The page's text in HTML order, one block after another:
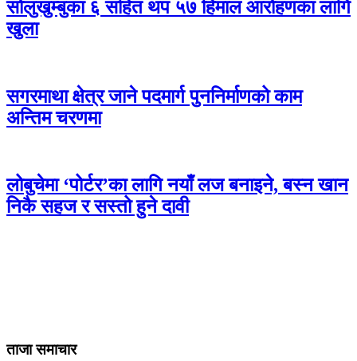
सोलुखुम्बुका ६ सहित थप ५७ हिमाल आरोहणका लागि
खुला
सगरमाथा क्षेत्र जाने पदमार्ग पुननिर्माणको काम
अन्तिम चरणमा
लोबुचेमा ‘पोर्टर’का लागि नयाँ लज बनाइने, बस्न खान
निकै सहज र सस्तो हुने दावी
ताजा समाचार